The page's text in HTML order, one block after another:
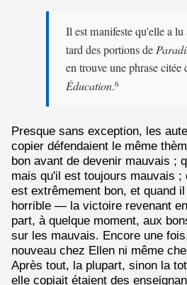
Il est manifeste qu'elle a
tard des portions de
en trouve une phrase citée
Éducation.6
Presque sans exception, les
copier défendaient le même
bon avant de devenir mauvais ;
mais qu'il est toujours mauvais ;
est extrêmement bon, et quand
horrible — la victoire revenant
part, à quelque moment, aux
sur les mauvais. Encore une
nouveau chez Ellen ni même
Après tout, la plupart, sinon la
elle copiait étaient des